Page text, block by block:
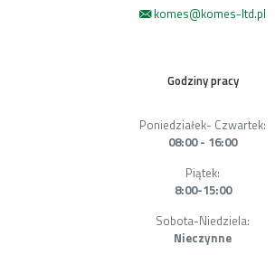
komes@komes-ltd.pl
Godziny pracy
Poniedziałek- Czwartek:
08:00 - 16:00
Piątek:
8:00-15:00
Sobota-Niedziela:
Nieczynne